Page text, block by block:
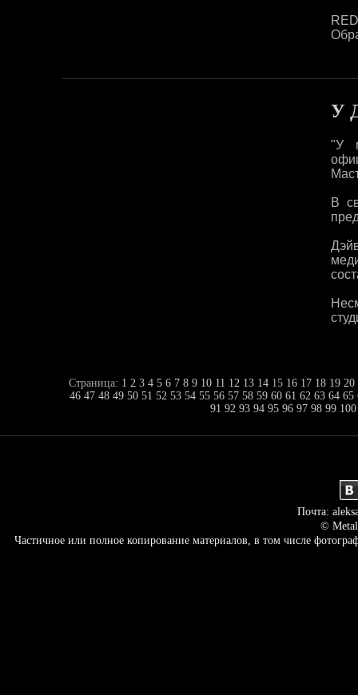
У
"У
В
Страница: 1 2 3 4 5 6 7 8 9 10 11 12 13 14 15 16 17 18 19 20
46 47 48 49 50 51 52 53 54 55 56 57 58 59 60 61 62 63 64 65
91 92 93 94 95 96 97 98 99 100
Почта:
©
Частичное или полное копирование материалов, в том числе